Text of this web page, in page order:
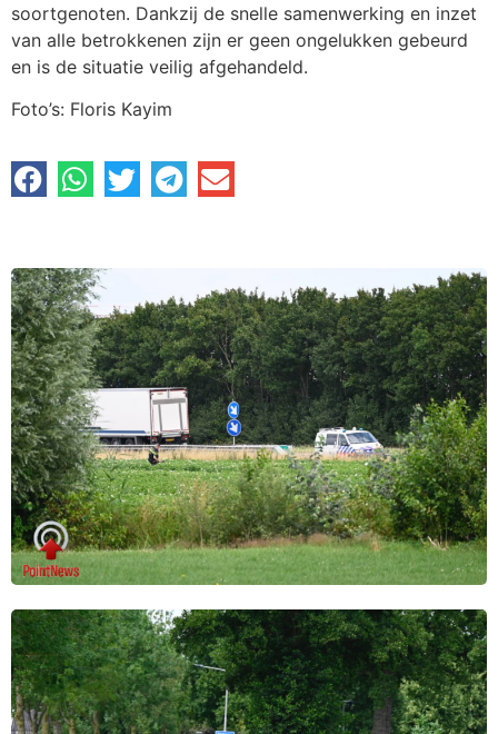
soortgenoten. Dankzij de snelle samenwerking en inzet
van alle betrokkenen zijn er geen ongelukken gebeurd
en is de situatie veilig afgehandeld.
Foto’s: Floris Kayim